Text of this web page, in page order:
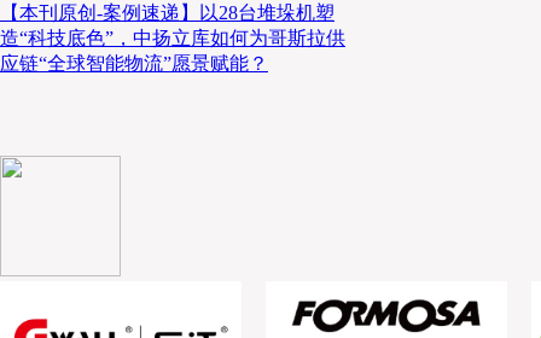
【本刊原创-案例速递】以28台堆垛机塑
造“科技底色”，中扬立库如何为哥斯拉供
应链“全球智能物流”愿景赋能？